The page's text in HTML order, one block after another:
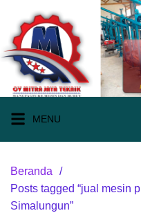
konten
MENU
Beranda
Posts tagged “jual mesin
Simalungun”